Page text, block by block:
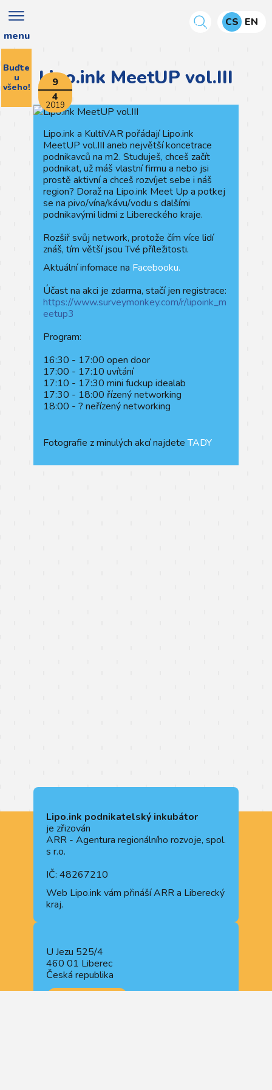
menu
Buďte
u
všeho!
CS EN
Lipo.ink MeetUP vol.III
9
4
2019
Lipo.ink a KultiVAR pořádají Lipo.ink
MeetUP vol.III aneb největší koncetrace
podnikavců na m2. Studuješ, chceš začít
podnikat, už máš vlastní firmu a nebo jsi
prostě aktivní a chceš rozvíjet sebe i náš
region? Doraž na Lipo.ink Meet Up a potkej
se na pivo/vína/kávu/vodu s dalšími
podnikavými lidmi z Libereckého kraje.
Rozšiř svůj network, protože čím více lidí
znáš, tím větší jsou Tvé příležitosti.
Aktuální infomace na Facebooku.
Účast na akci je zdarma, stačí jen registrace:
https://www.surveymonkey.com/r/lipoink_m
eetup3
Program:
16:30 - 17:00 open door
17:00 - 17:10 uvítání
17:10 - 17:30 mini fuckup idealab
17:30 - 18:00 řízený networking
18:00 - ? neřízený networking
Fotografie z minulých akcí najdeteTADY
Lipo.ink podnikatelský inkubátor
je zřizován
ARR - Agentura regionálního rozvoje, spol.
s r.o.
IČ: 48267210
Web Lipo.ink vám přináší ARR a Liberecký
kraj.
U Jezu 525/4
460 01 Liberec
Česká republika